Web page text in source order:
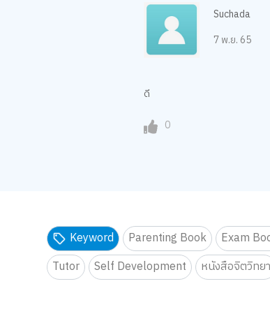
Suchada
7 พ.ย. 65
ดี
0
Keyword Parenting Book Exam
Tutor
Self Development หนังสือจิตวิทยา